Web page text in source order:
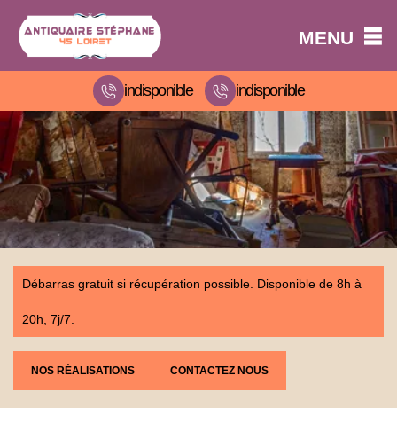
MENU
indisponible indisponible
Débarras gratuit si récupération possible. Disponible de 8h à
20h, 7j/7.
NOS RÉALISATIONS CONTACTEZ NOUS